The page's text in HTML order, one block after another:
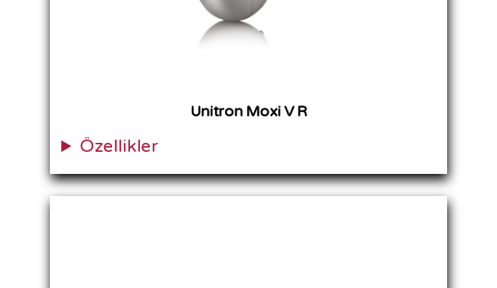
Unitron Moxi V R
Özellikler